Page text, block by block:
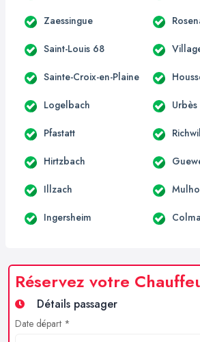
Zaessingue
Saint-Louis 68
Sainte-Croix-en-Plaine
Logelbach Urbès
Pfastatt
Hirtzbach
Illzach
Ingersheim
Réservez votre
Détails passager
Date départ *